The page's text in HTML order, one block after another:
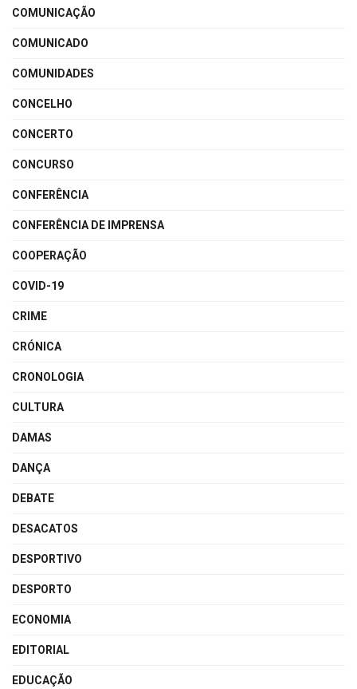
COMUNICAÇÃO
COMUNICADO
COMUNIDADES
CONCELHO
CONCERTO
CONCURSO
CONFERÊNCIA
CONFERÊNCIA DE IMPRENSA
COOPERAÇÃO
COVID-19
CRIME
CRÓNICA
CRONOLOGIA
CULTURA
DAMAS
DANÇA
DEBATE
DESACATOS
DESPORTIVO
DESPORTO
ECONOMIA
EDITORIAL
EDUCAÇÃO